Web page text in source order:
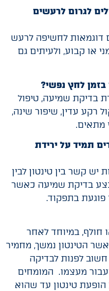
לגרום לרעשים
דוגמאות לחשיפה לרעש
או קבוע, ולעיתים גם
לחץ נפשי?
בדיקת שמיעה, טיפול
רקע עדין, שיפור שינה,
מתאים.
תמיד על ירידת
יש קשר בין טינטון לבין
בדיקת שמיעה כאשר
בתפקוד.
חולף, במיוחד לאחר
הטינטון נמשך, מחמיר
חשוב לפנות לבדיקה
מעצמו. המומחים
טינטון עד שהוא